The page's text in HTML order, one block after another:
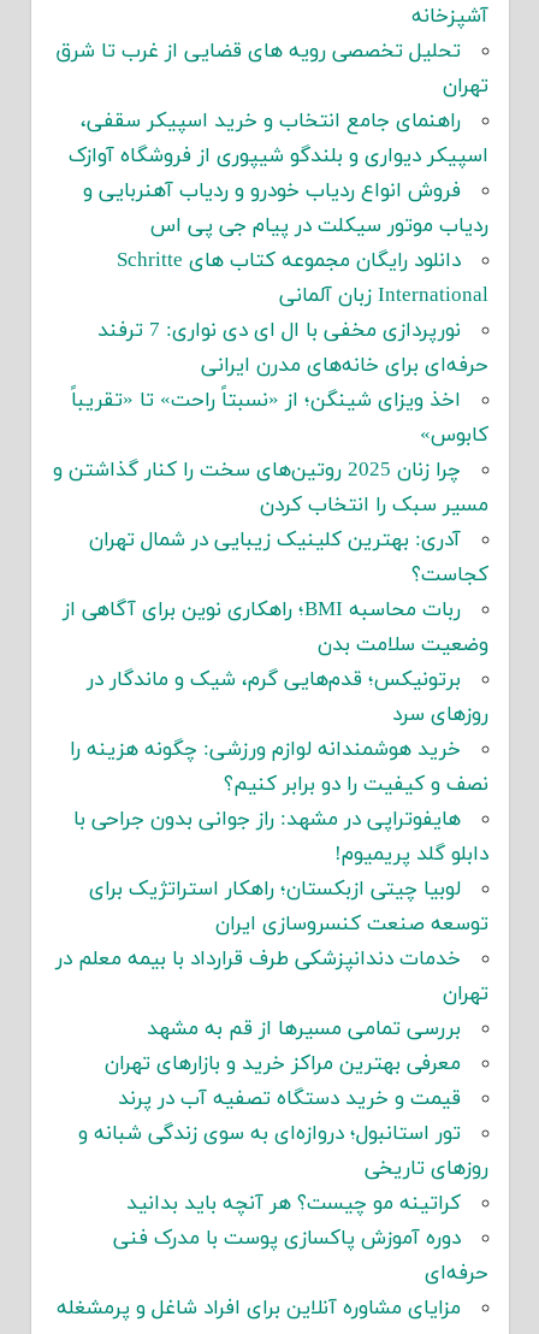
آشپزخانه
تحلیل تخصصی رویه های قضایی از غرب تا شرق
تهران
راهنمای جامع انتخاب و خرید اسپیکر سقفی،
اسپیکر دیواری و بلندگو شیپوری از فروشگاه آوازک
فروش انواع ردیاب خودرو و ردیاب آهنربایی و
ردیاب موتور سیکلت در پیام جی پی اس
دانلود رایگان مجموعه کتاب های Schritte
International زبان آلمانی
نورپردازی مخفی با ال ای دی نواری: 7 ترفند
حرفه‌ای برای خانه‌های مدرن ایرانی
اخذ ویزای شینگن؛ از «نسبتاً راحت» تا «تقریباً
کابوس»
چرا زنان 2025 روتین‌های سخت را کنار گذاشتن و
مسیر سبک را انتخاب کردن
آدری: بهترین کلینیک زیبایی در شمال تهران
کجاست؟
ربات محاسبه BMI؛ راهکاری نوین برای آگاهی از
وضعیت سلامت بدن
برتونیکس؛ قدم‌هایی گرم، شیک و ماندگار در
روزهای سرد
خرید هوشمندانه لوازم ورزشی: چگونه هزینه را
نصف و کیفیت را دو برابر کنیم؟
هایفوتراپی در مشهد: راز جوانی بدون جراحی با
دابلو گلد پریمیوم!
لوبیا چیتی ازبکستان؛ راهکار استراتژیک برای
توسعه صنعت کنسروسازی ایران
خدمات دندانپزشکی طرف قرارداد با بیمه معلم در
تهران
بررسی تمامی مسیرها از قم به مشهد
معرفی بهترین مراکز خرید و بازارهای تهران
قیمت و خرید دستگاه تصفیه آب در پرند
تور استانبول؛ دروازه‌ای به سوی زندگی شبانه و
روزهای تاریخی
کراتینه مو چیست؟ هر آنچه باید بدانید
دوره آموزش پاکسازی پوست با مدرک فنی
حرفه‌ای
مزایای مشاوره آنلاین برای افراد شاغل و پرمشغله